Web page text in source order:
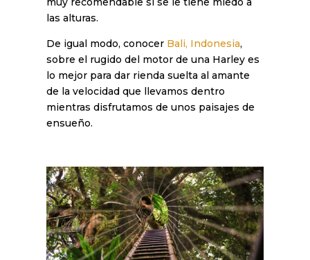
las alturas.
De igual modo, conocer Bali, Indonesia,
sobre el rugido del motor de una Harley es
lo mejor para dar rienda suelta al amante
de la velocidad que llevamos dentro
mientras disfrutamos de unos paisajes de
ensueño.